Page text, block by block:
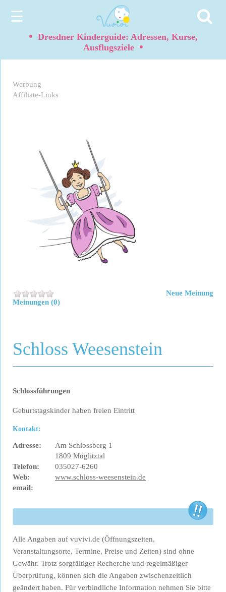
☰
• Dresdner Kinderguide: Adressen, Kurse,
Ausflugsziele •
Werbung
Affiliate-Links
Meinungen (0)
Neue Meinung
Schloss Weesenstein
Schlossführungen
Geburtstagskinder haben freien Eintritt
Kontakt:
Adresse:
Am Schlossberg 1
1809 Müglitztal
Telefon:
035027-6260
Web:
www.schloss-weesenstein.de
email:
Alle Angaben auf vuvivi.de (Öffnungszeiten,
Veranstaltungsorte, Termine, Preise und Zeiten) sind ohne
Gewähr. Trotz sorgfältiger Recherche und regelmäßiger
Überprüfung, können sich die Angaben zwischenzeitlich
geändert haben. Für verbindliche Information nehmen Sie bitte